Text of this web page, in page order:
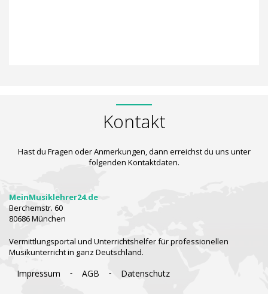
Kontakt
Hast du Fragen oder Anmerkungen, dann erreichst du uns unter
folgenden Kontaktdaten.
MeinMusiklehrer24.de
Berchemstr. 60
80686 München
Vermittlungsportal und Unterrichtshelfer für professionellen
Musikunterricht in ganz Deutschland.
Impressum - AGB - Datenschutz